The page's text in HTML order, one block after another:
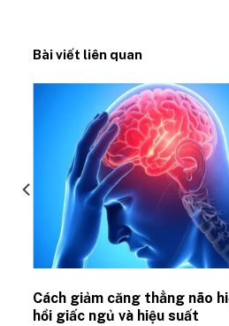
Bài viết liên quan
Cách giảm căng thẳng não
hồi giấc ngủ và hiệu suất